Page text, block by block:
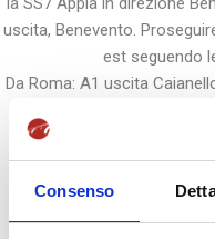
Consenso
uscita, Benevento.
est seguendo
Da Roma: A1 uscita
lungo la SS372 Telesina
superstrada all’uscita
Appia in
Il trasporto interno della